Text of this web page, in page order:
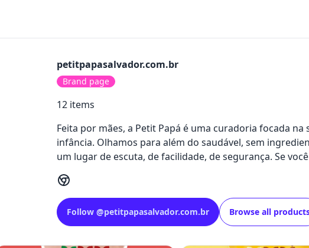
petitpapasalvador.com.br
Brand page
12items
Feita por mães, a Petit Papá é uma curadoria focada
infância. Olhamos para além do saudável, sem
um lugar de escuta, de facilidade, de segurança. Se
Follow @petitpapasalvador.com.br Browse all